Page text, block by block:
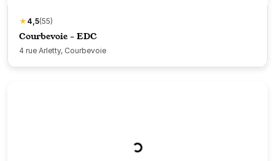
★ 4,5(55)
Courbevoie - EDC
4 rue Arletty, Courbevoie